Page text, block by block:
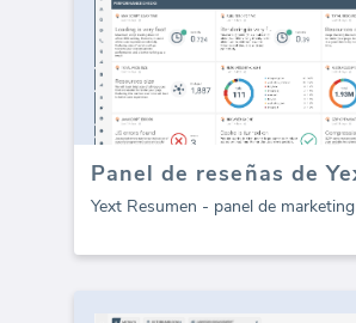
Yext Resumen - panel de marketing